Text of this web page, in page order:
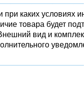
при каких
товара будет
вид и